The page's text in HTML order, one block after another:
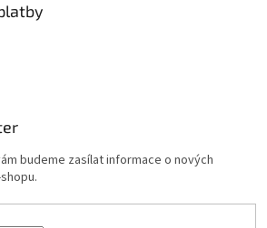
budeme zasílat informace o nových